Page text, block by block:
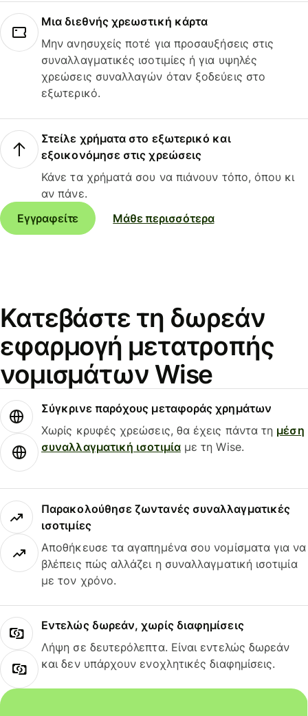
Μια διεθνής χρεωστική κάρτα
Μην ανησυχείς ποτέ για προσαυξήσεις στις
συναλλαγματικές ισοτιμίες ή για υψηλές
χρεώσεις συναλλαγών όταν ξοδεύεις στο
εξωτερικό.
Στείλε χρήματα στο εξωτερικό και
εξοικονόμησε στις χρεώσεις
Κάνε τα χρήματά σου να πιάνουν τόπο, όπου κι
αν πάνε.
Εγγραφείτε
Μάθε περισσότερα
Κατεβάστε τη δωρεάν
εφαρμογή μετατροπής
νομισμάτων Wise
Σύγκρινε παρόχους μεταφοράς χρημάτων
Χωρίς κρυφές χρεώσεις, θα έχεις πάντα τη μέση
συναλλαγματική ισοτιμίαμε τη Wise.
Παρακολούθησε ζωντανές συναλλαγματικές
ισοτιμίες
Αποθήκευσε τα αγαπημένα σου νομίσματα για να
βλέπεις πώς αλλάζει η συναλλαγματική ισοτιμία
με τον χρόνο.
Εντελώς δωρεάν, χωρίς διαφημίσεις
Λήψη σε δευτερόλεπτα. Είναι εντελώς δωρεάν
και δεν υπάρχουν ενοχλητικές διαφημίσεις.